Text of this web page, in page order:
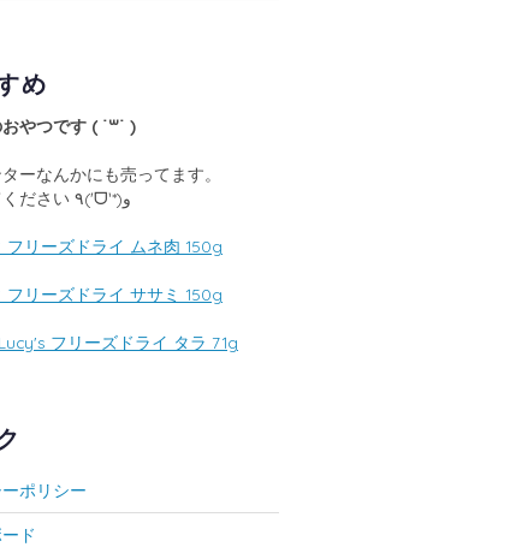
め
やつです ( ˙꒳​˙ )
ーなんかにも売ってます。
探してみてください ٩(ˊᗜˋ*)و
フリーズドライ ムネ肉 150g
フリーズドライ ササミ 150g
フリーズドライ タラ 71g
ポリシー
ド